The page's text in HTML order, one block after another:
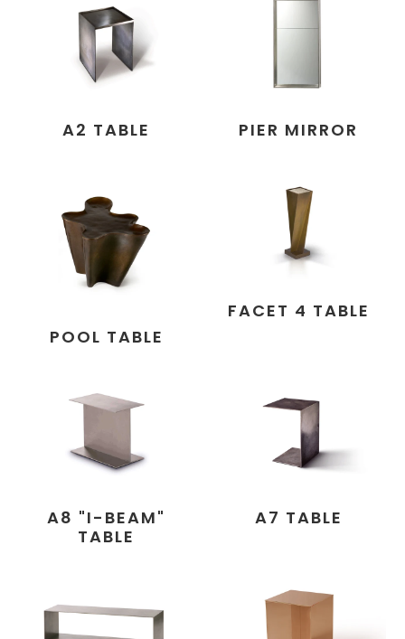
A2 TABLE PIER MIRROR
POOL TABLE
FACET 4 TABLE
A8 "I-BEAM"
TABLE
A7 TABLE